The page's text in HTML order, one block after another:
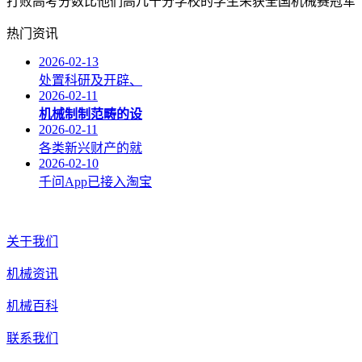
热门资讯
2026-02-13
处置科研及开辟、
2026-02-11
机械制制范畴的设
2026-02-11
各类新兴财产的就
2026-02-10
千问App已接入淘宝
关于我们
机械资讯
机械百科
联系我们